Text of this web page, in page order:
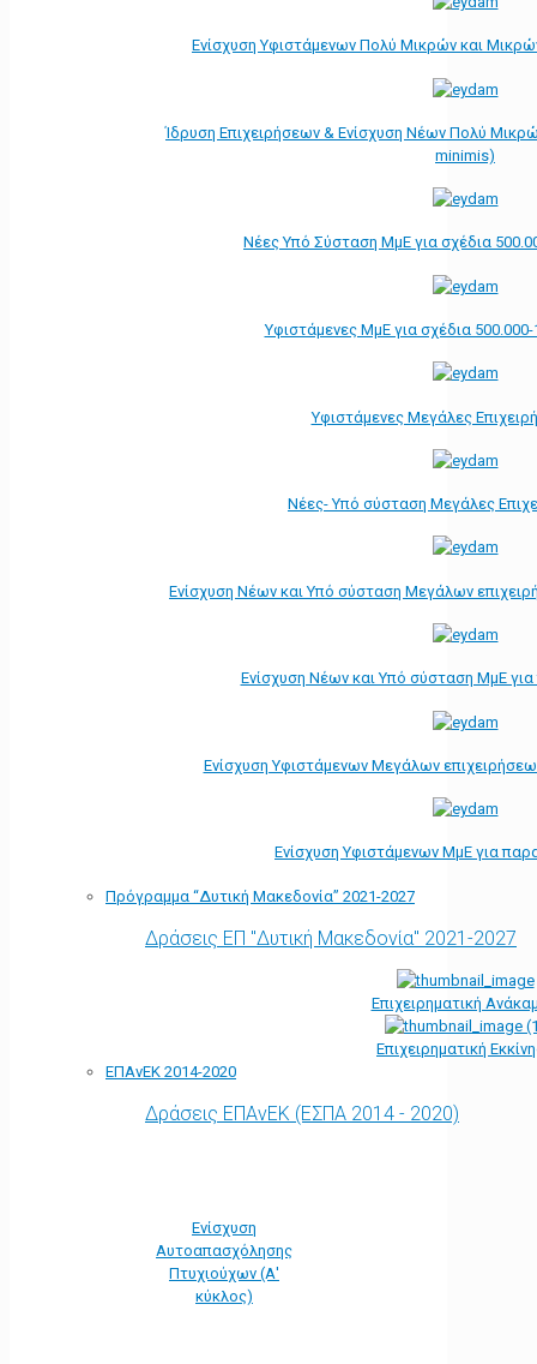
Ενίσχυση Υφιστάμενων Πολύ Μικρών και
Ίδρυση Επιχειρήσεων & Ενίσχυση Νέων Πολύ
minimis)
Νέες Υπό Σύσταση ΜμΕ για σχέδια
Υφιστάμενες ΜμΕ για σχέδια
Υφιστάμενες Μεγάλες
Νέες- Υπό σύσταση Μεγάλες
Ενίσχυση Νέων και Υπό σύσταση Μεγάλων
Ενίσχυση Νέων και Υπό σύσταση ΜμΕ
Ενίσχυση Υφιστάμενων Μεγάλων
Ενίσχυση Υφιστάμενων ΜμΕ για
Πρόγραμμα “Δυτική Μακεδονία” 2021-2027
Δράσεις ΕΠ "Δυτική Μακεδονία" 2021-2027
Επιχειρηματική
Επιχειρηματική
ΕΠΑνΕΚ 2014-2020
Δράσεις ΕΠΑνΕΚ (ΕΣΠΑ 2014 - 2020)
Ενίσχυση
Αυτοαπασχόλησης
Πτυχιούχων (Α'
κύκλος)